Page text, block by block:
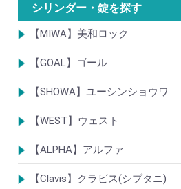
シリンダー・錠を探す
【MIWA】美和ロック
シリンダー
レバーハンドル錠
ケースロック
モノロック
本締錠
引戸錠
引違戸錠
ガラス扉錠
補助錠
グレモン錠
自動施錠錠
面付錠
内部錠
プッシュプル錠
キーレス錠
インダストリアルロック・カムロック
ポスト錠
ハンドル
サムターン
フロントプレート
ストライク
樹脂カバー・非常カバー
交換・補修錠前
交換・補修部材
M品番特殊錠(Kシリーズ)
その他
【GOAL】ゴール
シリンダー
錠
錠前部品
その他
【SHOWA】ユーシンショウワ
シリンダー
錠
その他
【WEST】ウェスト
シリンダー
錠
その他
【ALPHA】アルファ
シリンダー
錠
南京錠
【Clavis】クラビス(シブタニ)